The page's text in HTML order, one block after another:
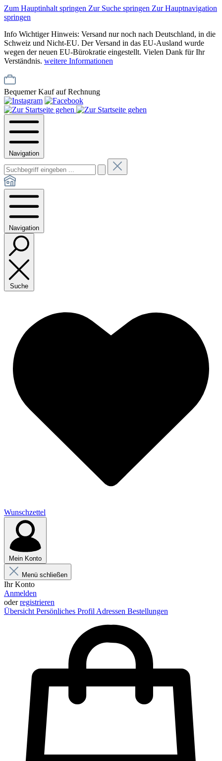
Zum Hauptinhalt springen Zur Suche springen Zur Hauptnavigation
springen
Info Wichtiger Hinweis: Versand nur noch nach Deutschland, in die
Schweiz und Nicht-EU. Der Versand in das EU-Ausland wurde
wegen der neuen EU-Bürokratie eingestellt. Vielen Dank für Ihr
Verständnis. weitere Informationen
Bequemer Kauf auf Rechnung
Navigation
Navigation
Suche
Wunschzettel
Mein Konto
Menü schließen
Ihr Konto
Anmelden
oderregistrieren
Übersicht Persönliches Profil Adressen Bestellungen